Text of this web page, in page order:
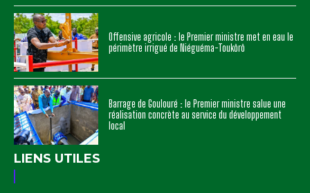
Offensive agricole : le Premier ministre met en eau le
périmètre irrigué de Niéguéma-Toukôrô
Barrage de Goulouré : le Premier ministre salue une
réalisation concrète au service du développement
local
LIENS UTILES